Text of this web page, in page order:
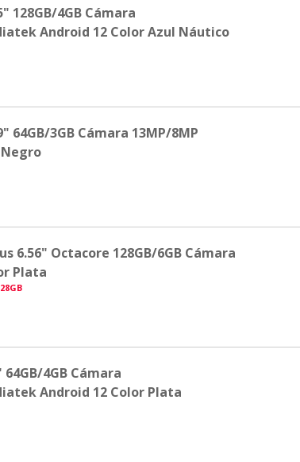
128GB/4GB Cámara
Android 12 Color Azul Náutico
64GB/3GB Cámara 13MP/8MP
6.56" Octacore 128GB/6GB Cámara
Plata
4GB Cámara
Android 12 Color Plata